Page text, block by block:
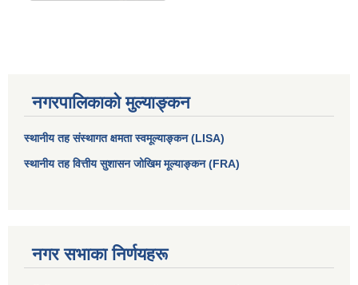
नगरपालिकाको मुल्याङ्कन
स्थानीय तह संस्थागत क्षमता स्वमूल्याङ्कन (LISA)
स्थानीय तह वित्तीय सुशासन जोखिम मूल्याङ्कन (FRA)
नगर सभाका निर्णयहरू